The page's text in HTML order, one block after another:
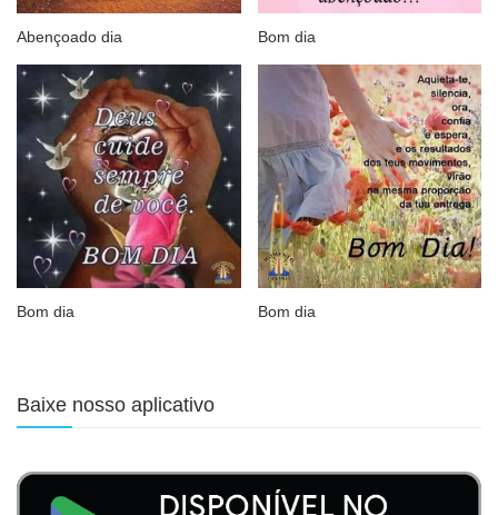
Abençoado dia Bom dia
Bom dia Bom dia
Baixe nosso aplicativo